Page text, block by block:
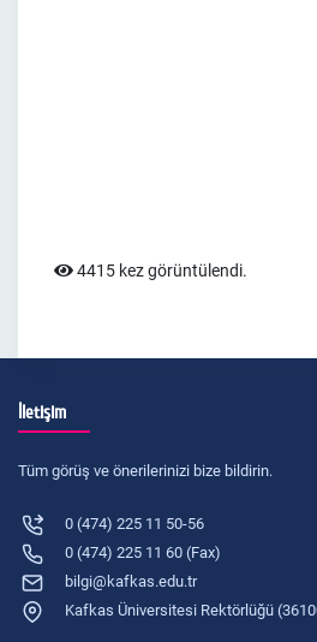
4415 kez görüntülendi.
İletişim
Tüm görüş ve önerilerinizi bize bildirin.
0 (474) 225 11 50-56
0 (474) 225 11 60 (Fax)
bilgi@kafkas.edu.tr
Kafkas Üniversitesi Rektörlüğü